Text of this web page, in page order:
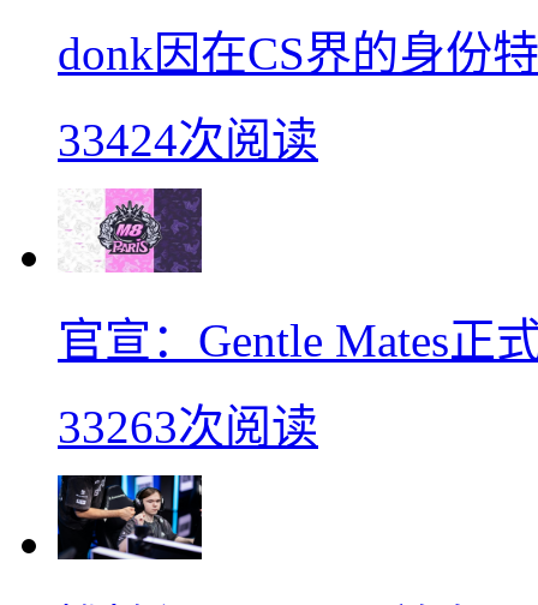
donk因在CS界的身份
33424次阅读
官宣：Gentle Mates正
33263次阅读